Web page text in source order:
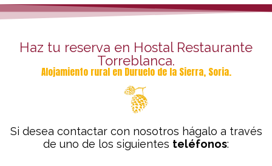
Haz tu reserva en Hostal Restaurante
Torreblanca.
Alojamiento rural en Duruelo de la Sierra, Soria.
Si desea contactar con nosotros hágalo a través
de uno de los siguientes teléfonos: